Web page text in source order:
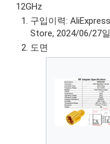
12GHz
구입이력:
Store, 2024/06/27
도면